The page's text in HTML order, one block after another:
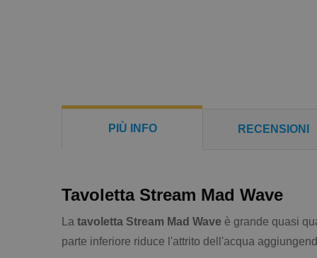
PIÙ INFO RECENSIONI
Tavoletta Stream Mad Wave
La tavoletta Stream Mad Wave è grande quasi
parte inferiore riduce l'attrito dell'acqua